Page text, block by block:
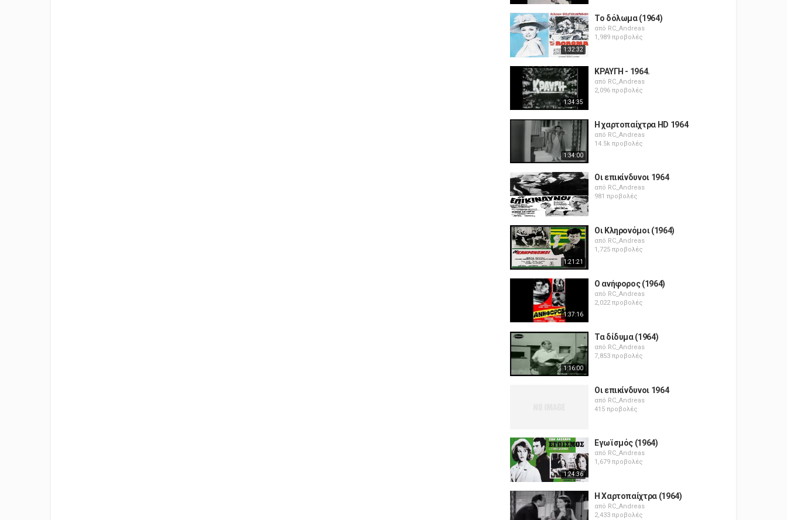
1:32:32
Το δόλωμα (1964)
από RC_Andreas
1,989 προβολές
1:34:35
ΚΡΑΥΓΗ - 1964.
από RC_Andreas
2,096 προβολές
1:34:00
Η χαρτοπαίχτρα HD 1964
από RC_Andreas
14.5k προβολές
Οι επικίνδυνοι 1964
από RC_Andreas
981 προβολές
1:21:21
Οι Κληρονόμοι (1964)
από RC_Andreas
1,725 προβολές
1:37:16
Ο ανήφορος (1964)
από RC_Andreas
2,022 προβολές
1:16:00
Τα δίδυμα (1964)
από RC_Andreas
7,853 προβολές
Οι επικίνδυνοι 1964
από RC_Andreas
415 προβολές
1:24:36
Εγωϊσμός (1964)
από RC_Andreas
1,679 προβολές
Η Χαρτοπαίχτρα (1964)
από RC_Andreas
2,433 προβολές